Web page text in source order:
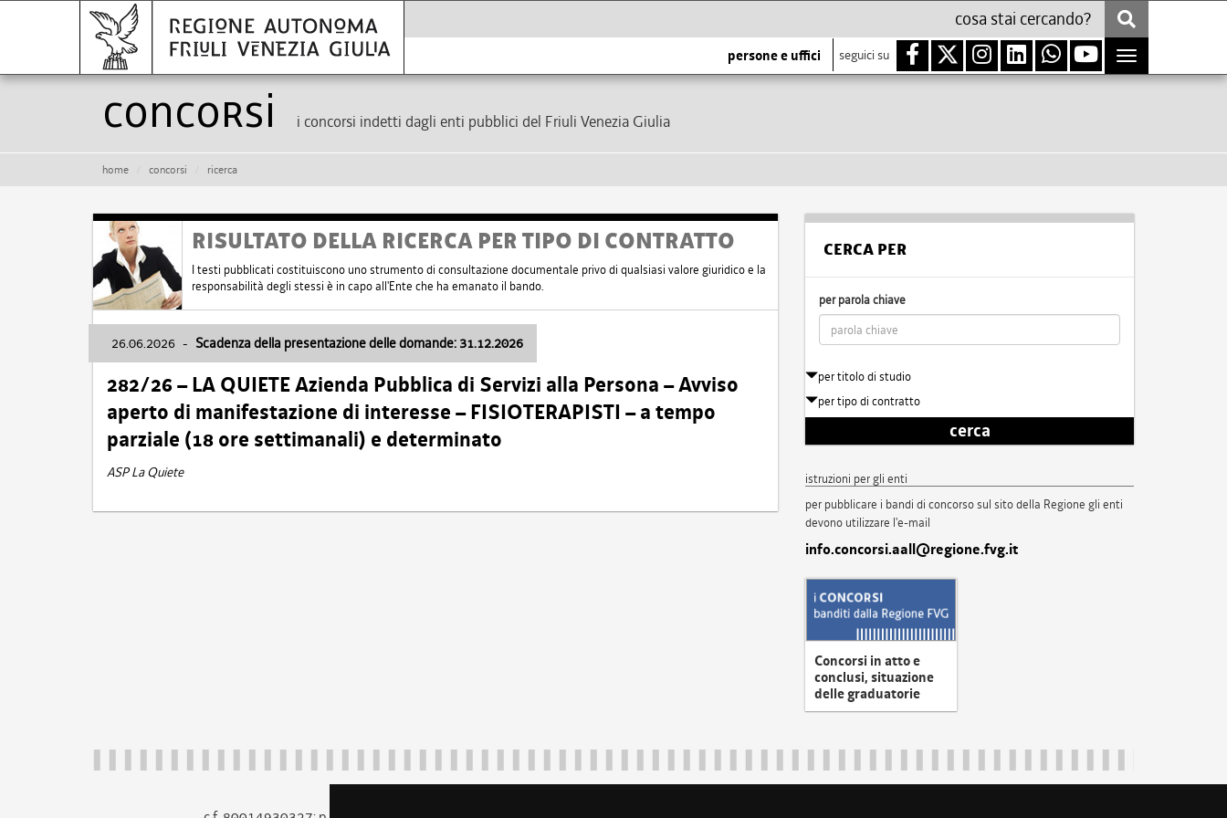
persone e uffici seguici su
Toggle
navigation
Concorsi i concorsi indetti dagli enti pubblici del Friuli Venezia Giulia
home concorsi ricerca
RISULTATO DELLA RICERCA PER TIPO DI CONTRATTO
I testi pubblicati costituiscono uno strumento di consultazione documentale privo di qualsiasi valore giuridico e la
responsabilità degli stessi è in capo all'Ente che ha emanato il bando.
26.06.2026 - Scadenza della presentazione delle domande: 31.12.2026
282/26 – LA QUIETE Azienda Pubblica di Servizi alla Persona – Avviso
aperto di manifestazione di interesse – FISIOTERAPISTI – a tempo
parziale (18 ore settimanali) e determinato
ASP La Quiete
CERCA PER
per parola chiave
per titolo di studio
per tipo di contratto
cerca
istruzioni per gli enti
per pubblicare i bandi di concorso sul sito della Regione gli enti
devono utilizzare l'e-mail
info.concorsi.aall@regione.fvg.it
Concorsi in atto e
conclusi, situazione
delle graduatorie